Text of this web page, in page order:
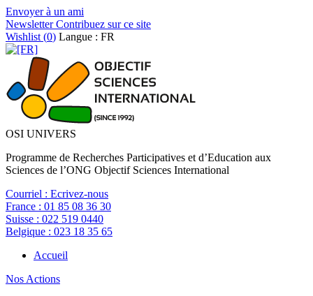
Envoyer à un ami
NewsletterContribuez sur ce site
Wishlist (0) Langue : FR
OSI UNIVERS
Programme de Recherches Participatives et d’Education aux
Sciences de l’ONG Objectif Sciences International
Courriel : Ecrivez-nous
France : 01 85 08 36 30
Suisse : 022 519 0440
Belgique : 023 18 35 65
Accueil
Nos Actions